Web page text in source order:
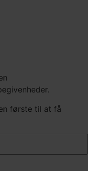
første til at få